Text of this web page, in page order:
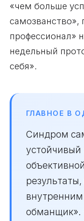
«чем больше
самозванство»,
профессионал»
недельный
себя».
ГЛАВНОЕ В
Синдром
обманщик».